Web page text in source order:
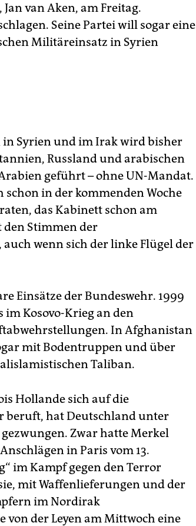
van Aken, am Freitag.
Seine Partei will sogar eine
Militäreinsatz in Syrien
Syrien und im Irak wird bisher
Russland und arabischen
geführt – ohne UN-Mandat.
in der kommenden Woche
das Kabinett schon am
den Stimmen der
wenn sich der linke Flügel der
Einsätze der Bundeswehr. 1999
im Kosovo-Krieg an den
In Afghanistan
mit Bodentruppen und über
Taliban.
Hollande sich auf die
beruft, hat Deutschland unter
Zwar hatte Merkel
in Paris vom 13.
im Kampf gegen den Terror
mit Waffenlieferungen und der
im Nordirak
der Leyen am Mittwoch eine